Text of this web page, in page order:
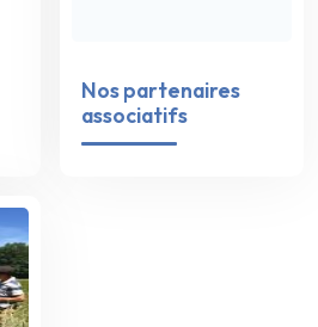
Nos partenaires
associatifs